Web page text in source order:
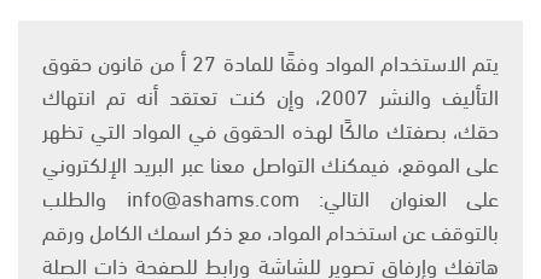
يتم الاستخدام المواد وفقًا للمادة 27 أ من قانون حقوق
التأليف والنشر 2007، وإن كنت تعتقد أنه تم انتهاك
حقك، بصفتك مالكًا لهذه الحقوق في المواد التي تظهر
على الموقع، فيمكنك التواصل معنا عبر البريد الإلكتروني
على العنوان التالي: info@ashams.com والطلب
بالتوقف عن استخدام المواد، مع ذكر اسمك الكامل ورقم
هاتفك وإرفاق تصوير للشاشة ورابط للصفحة ذات الصلة